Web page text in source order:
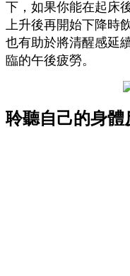
下，如果你能在起床
上升後再開始下降時
也有助於將清醒感延
臨的午後疲勞。
聆聽自己的身體